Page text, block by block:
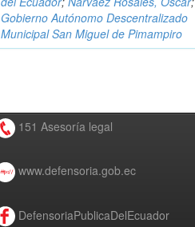
Gobierno Autónomo Descentralizado
Municipal San Miguel de Pimampiro
151 Asesoría legal
www.defensoria.gob.ec
DefensoriaPublicaDelEcuador